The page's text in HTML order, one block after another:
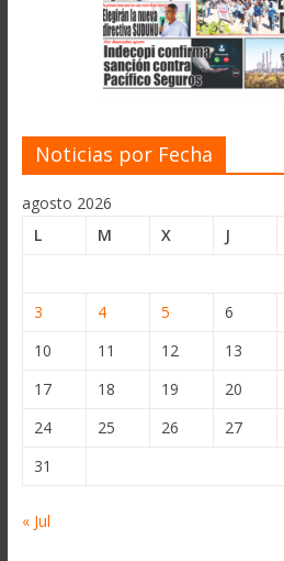
Noticias por Fecha
agosto 2026
L
M X J
3
4 5 6
10
11 12 13
17
18 19 20
24
25 26 27
31
« Jul